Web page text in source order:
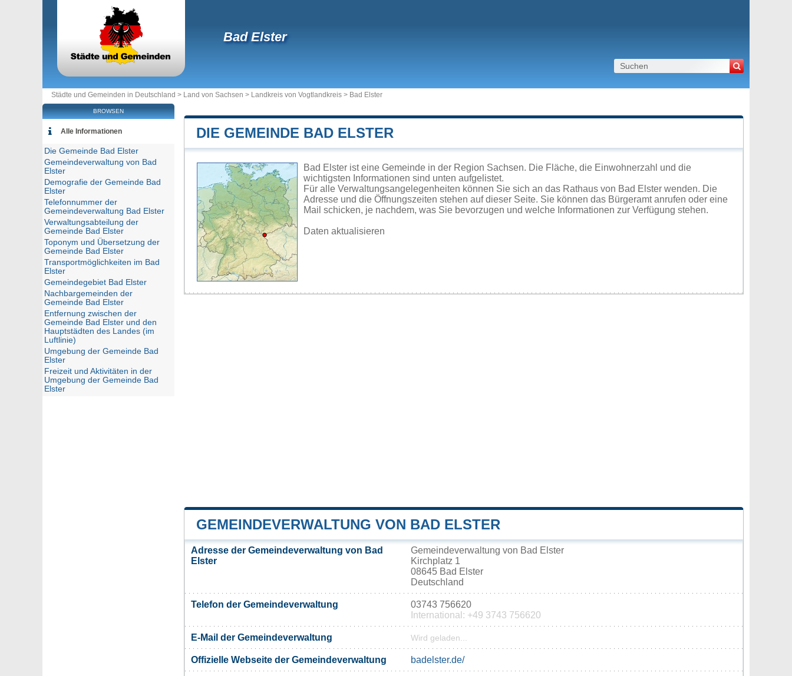
Bad Elster
Städte und Gemeinden in Deutschland > Land von Sachsen > Landkreis von Vogtlandkreis > Bad Elster
DIE GEMEINDE BAD ELSTER
Bad Elster ist eine Gemeinde in der Region Sachsen. Die Fläche, die Einwohnerzahl und die
wichtigsten Informationen sind unten aufgelistet.
Für alle Verwaltungsangelegenheiten können Sie sich an das Rathaus von Bad Elster wenden. Die
Adresse und die Öffnungszeiten stehen auf dieser Seite. Sie können das Bürgeramt anrufen oder eine
Mail schicken, je nachdem, was Sie bevorzugen und welche Informationen zur Verfügung stehen.
Daten aktualisieren
GEMEINDEVERWALTUNG VON BAD ELSTER
Adresse der Gemeindeverwaltung von Bad
Elster
Gemeindeverwaltung von Bad Elster
Kirchplatz 1
08645 Bad Elster
Deutschland
Telefon der Gemeindeverwaltung
03743 756620
International: +49 3743 756620
E-Mail der Gemeindeverwaltung Wird geladen...
Offizielle Webseite der Gemeindeverwaltung badelster.de/
BROWSEN
Alle Informationen
Die Gemeinde Bad Elster
Gemeindeverwaltung von Bad
Elster
Demografie der Gemeinde Bad
Elster
Telefonnummer der
Gemeindeverwaltung Bad Elster
Verwaltungsabteilung der
Gemeinde Bad Elster
Toponym und Übersetzung der
Gemeinde Bad Elster
Transportmöglichkeiten im Bad
Elster
Gemeindegebiet Bad Elster
Nachbargemeinden der
Gemeinde Bad Elster
Entfernung zwischen der
Gemeinde Bad Elster und den
Hauptstädten des Landes (im
Luftlinie)
Umgebung der Gemeinde Bad
Elster
Freizeit und Aktivitäten in der
Umgebung der Gemeinde Bad
Elster